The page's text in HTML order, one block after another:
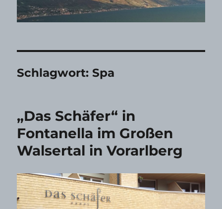
Schlagwort:Spa
„Das Schäfer“ in
Fontanella im Großen
Walsertal in Vorarlberg